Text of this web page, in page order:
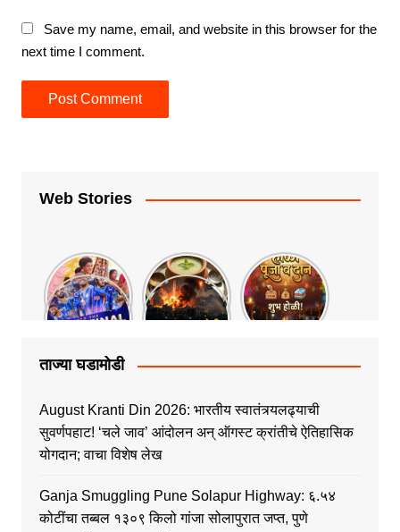
Save my name, email, and website in this browser for the
next time I comment.
Web Stories
ताज्या घडामोडी
August Kranti Din 2026: भारतीय स्वातंत्र्यलढ्याची
सुवर्णपहाट! ‘चले जाव’ आंदोलन अन् ऑगस्ट क्रांतीचे ऐतिहासिक
योगदान; वाचा विशेष लेख
Ganja Smuggling Pune Solapur Highway: ६.५४
कोटींचा तब्बल १३०९ किलो गांजा सोलापुरात जप्त, पुणे